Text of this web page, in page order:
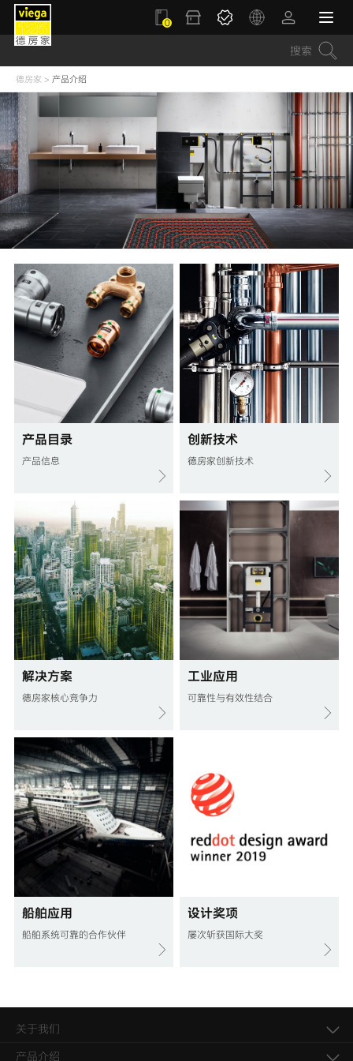
0
德房家 >产品介绍
产品目录
产品信息
创新技术
德房家创新技术
解决方案
德房家核心竞争力
工业应用
可靠性与有效性结合
船舶应用
船舶系统可靠的合作伙伴
设计奖项
屡次斩获国际大奖
关于我们
产品介绍